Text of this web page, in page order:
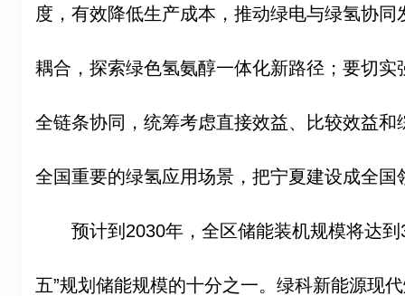
度，有效降低生产成本，推动绿电与绿氢协
耦合，探索绿色氢氨醇一体化新路径；要切
全链条协同，统筹考虑直接效益、比较效益
全国重要的绿氢应用场景，把宁夏建设成全国
预计到2030年，全区储能装机规模将达
五”规划储能规模的十分之一。绿科新能源现